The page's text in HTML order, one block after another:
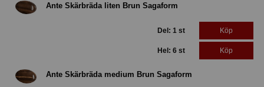
Ante Skärbräda liten Brun Sagaform
Del: 1 st Köp
Hel: 6 st Köp
Ante Skärbräda medium Brun Sagaform